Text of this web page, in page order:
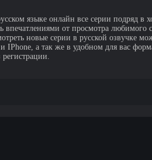
языке онлайн все серии подряд в
впечатлениями от просмотра любимого
новые серии в русской озвучке
а так же в удобном для вас
регистрации.